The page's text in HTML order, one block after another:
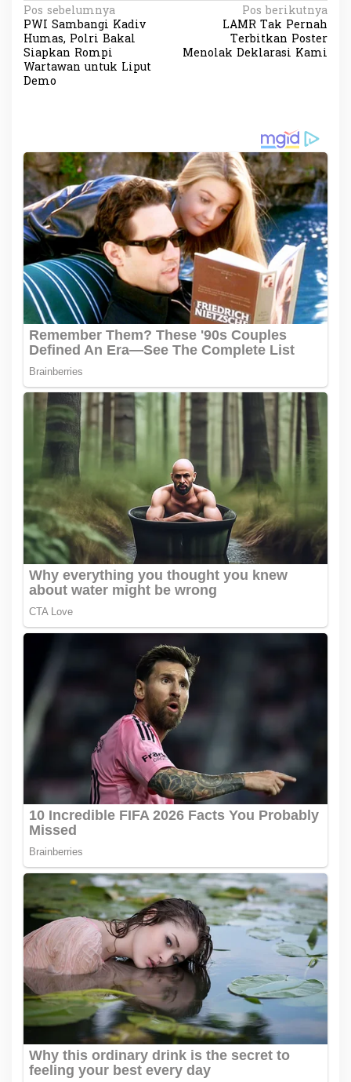
N
a
v
i
s
i
p
o
s
Pos sebelumnya
PWI Sambangi Kadiv
Humas, Polri Bakal
Siapkan Rompi
Wartawan untuk Liput
Demo
Pos berikutnya
LAMR Tak Pernah
Terbitkan Poster
Menolak Deklarasi Kami